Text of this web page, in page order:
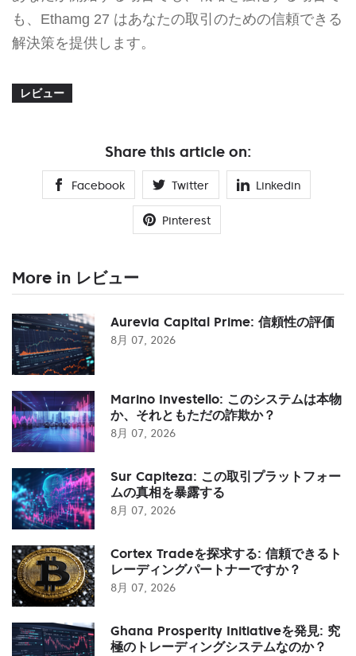
も、Ethamg 27 はあなたの取引のための信頼できる
解決策を提供します。
レビュー
Share this article on:
Facebook Twitter Linkedin
Pinterest
More in レビュー
Aurevia Capital Prime: 信頼性の評価
8月 07, 2026
Marino Investello: このシステムは本物
か、それともただの詐欺か？
8月 07, 2026
Sur Capiteza: この取引プラットフォー
ムの真相を暴露する
8月 07, 2026
Cortex Tradeを探求する: 信頼できるト
レーディングパートナーですか？
8月 07, 2026
Ghana Prosperity Initiativeを発見: 究
極のトレーディングシステムなのか？